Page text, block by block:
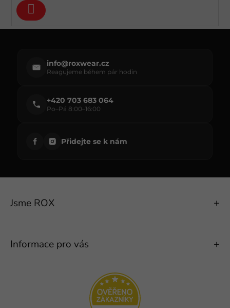
Přihlásit
info@roxwear.cz
Reagujeme během pár hodin
+420 703 683 064
Po–Pá 8:00–16:00
Přidejte se k nám
Jsme ROX
Informace pro vás